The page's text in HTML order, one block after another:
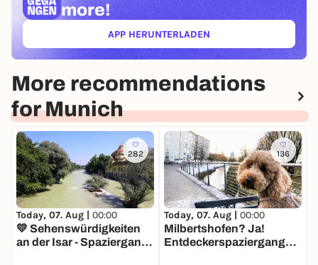
more!
APP HERUNTERLADEN(ÖFFNET IN NEUEM TAB)
More recommendations
for Munich
282
Today, 07. Aug | 00:00
💛 Sehenswürdigkeiten
an der Isar - Spaziergang
136
Today, 07. Aug | 00:00
Milbertshofen? Ja!
Entdeckerspaziergang